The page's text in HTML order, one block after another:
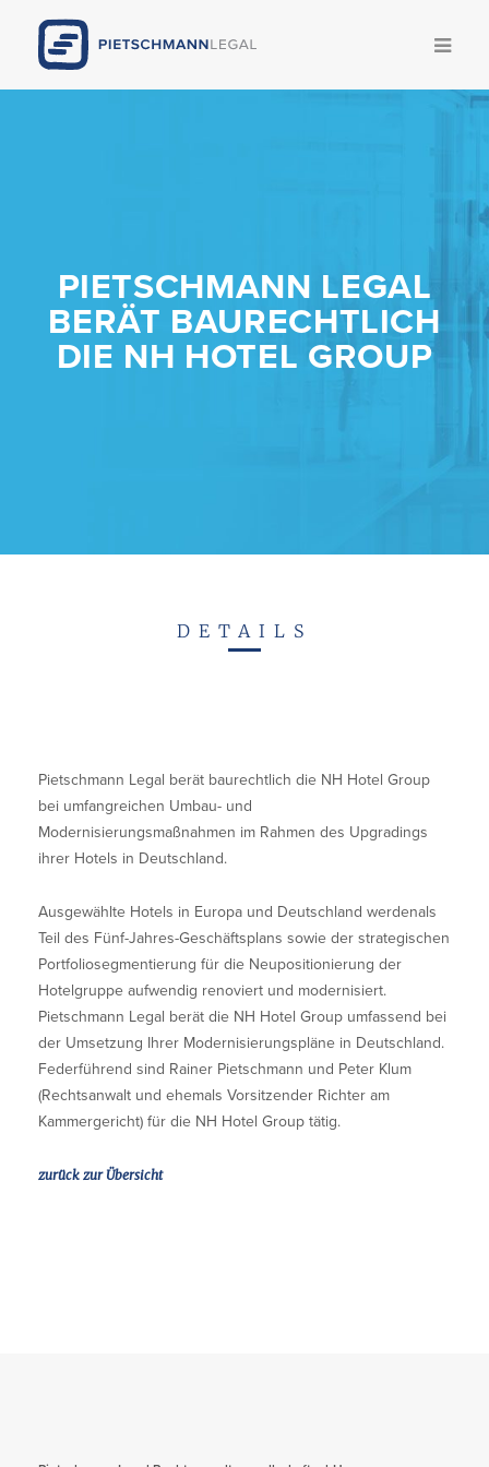
Publications
Legal Update
DE
PIETSCHMANN LEGAL
BERÄT BAURECHTLICH
DIE NH HOTEL GROUP
DETAILS
Pietschmann Legal berät baurechtlich die NH Hotel Group
bei umfangreichen Umbau- und
Modernisierungsmaßnahmen im Rahmen des Upgradings
ihrer Hotels in Deutschland.
Ausgewählte Hotels in Europa und Deutschland werdenals
Teil des Fünf-Jahres-Geschäftsplans sowie der strategischen
Portfoliosegmentierung für die Neupositionierung der
Hotelgruppe aufwendig renoviert und modernisiert.
Pietschmann Legal berät die NH Hotel Group umfassend bei
der Umsetzung Ihrer Modernisierungspläne in Deutschland.
Federführend sind Rainer Pietschmann und Peter Klum
(Rechtsanwalt und ehemals Vorsitzender Richter am
Kammergericht) für die NH Hotel Group tätig.
zurück zur Übersicht